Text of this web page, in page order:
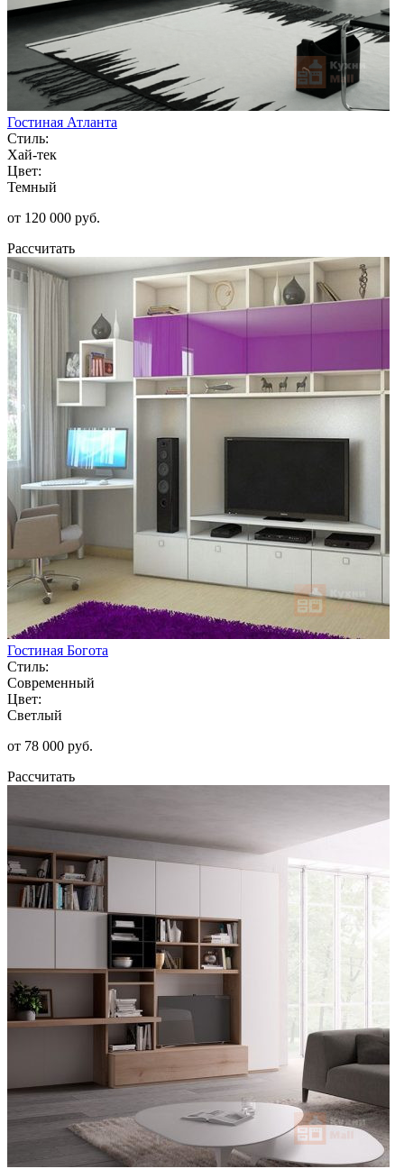
Гостиная Атланта
Стиль:
Хай-тек
Цвет:
Темный
от 120 000 руб.
Рассчитать
Гостиная Богота
Стиль:
Современный
Цвет:
Светлый
от 78 000 руб.
Рассчитать